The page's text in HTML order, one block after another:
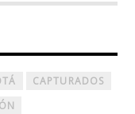
CAPTURADOS